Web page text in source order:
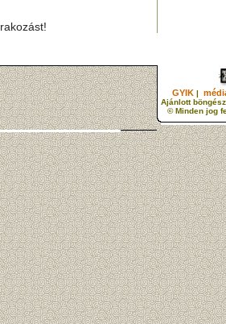
GYIK |
Ajánlott
© Minden jog